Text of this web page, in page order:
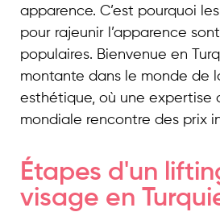
apparence. C’est pourquoi
pour rajeunir l’apparence
populaires. Bienvenue en
montante dans le monde de
esthétique, où une expertise
mondiale rencontre des prix
Étapes d'un
visage en